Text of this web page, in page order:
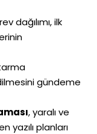
dağılımı, ilk
gündeme
, yaralı ve
yazılı planları